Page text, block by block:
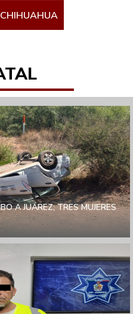
A JUÁREZ; TRES MUJERES